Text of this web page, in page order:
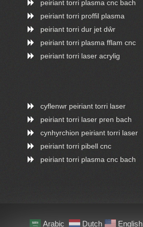
peiriant torri plasma cnc bach
peiriant torri proffil plasma
peiriant torri dur jet dŵr
peiriant torri plasma fflam cnc
peiriant torri laser acrylig
cyflenwr peiriant torri laser
peiriant torri laser pren bach
cynhyrchion peiriant torri laser
peiriant torri pibell cnc
peiriant torri plasma cnc bach
Arabic Dutch English